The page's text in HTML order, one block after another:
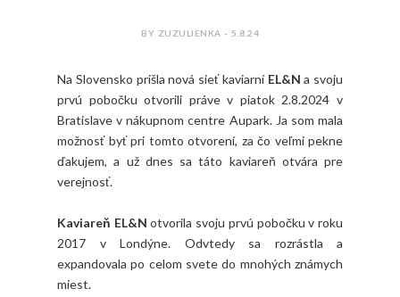
BY ZUZULIENKA - 5.8.24
Na Slovensko prišla nová sieť kaviarní EL&N a svoju
prvú pobočku otvorili práve v piatok 2.8.2024 v
Bratislave v nákupnom centre Aupark. Ja som mala
možnosť byť pri tomto otvorení, za čo veľmi pekne
ďakujem, a už dnes sa táto kaviareň otvára pre
verejnosť.
Kaviareň EL&N otvorila svoju prvú pobočku v roku
2017 v Londýne. Odvtedy sa rozrástla a
expandovala po celom svete do mnohých známych
miest.